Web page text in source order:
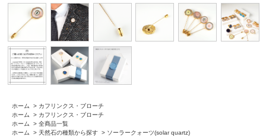
ホーム > カフリンクス・ブローチ
ホーム
> カフリンクス・ブローチ
ホーム
> 全商品一覧
ホーム
> 天然石の種類から探す > ソーラークォーツ(solar quartz)